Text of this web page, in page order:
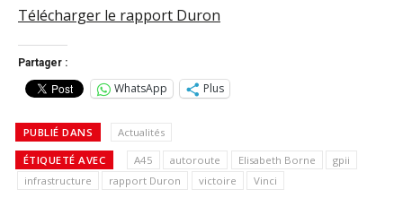
Télécharger le rapport Duron
Partager :
WhatsApp Plus
PUBLIÉ DANS Actualités
ÉTIQUETÉ AVEC A45 autoroute Elisabeth Borne
gpii
infrastructure
rapport Duron victoire Vinci